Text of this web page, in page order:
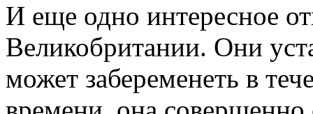
И еще одно интересное
Великобритании. Они
может забеременеть в